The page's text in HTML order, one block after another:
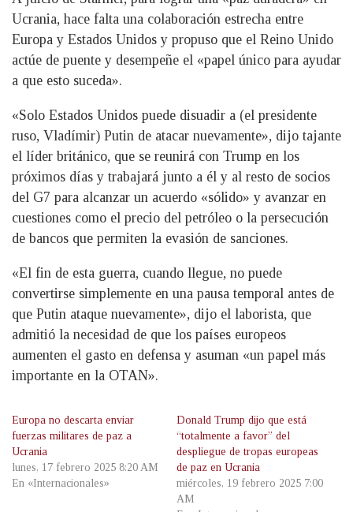
Ucrania, hace falta una colaboración estrecha entre
Europa y Estados Unidos y propuso que el Reino Unido
actúe de puente y desempeñe el «papel único para ayudar
a que esto suceda».
«Solo Estados Unidos puede disuadir a (el presidente
ruso, Vladímir) Putin de atacar nuevamente», dijo tajante
el líder británico, que se reunirá con Trump en los
próximos días y trabajará junto a él y al resto de socios
del G7 para alcanzar un acuerdo «sólido» y avanzar en
cuestiones como el precio del petróleo o la persecución
de bancos que permiten la evasión de sanciones.
«El fin de esta guerra, cuando llegue, no puede
convertirse simplemente en una pausa temporal antes de
que Putin ataque nuevamente», dijo el laborista, que
admitió la necesidad de que los países europeos
aumenten el gasto en defensa y asuman «un papel más
importante en la OTAN».
Europa no descarta enviar
fuerzas militares de paz a
Ucrania
lunes, 17 febrero 2025 8:20 AM
En «Internacionales»
Donald Trump dijo que está
“totalmente a favor” del
despliegue de tropas europeas
de paz en Ucrania
miércoles, 19 febrero 2025 7:00
AM